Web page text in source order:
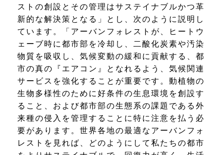
ストの創設とその管理はサステイナブルかつ革
新的な解決策となる」とし、次のように説明し
ています。「アーバンフォレストが、ヒートウ
ェーブ時に都市部を冷却し、二酸化炭素や汚染
物質を吸収し、気候変動の緩和に貢献する、都
市の真の『エアコン』となれるよう、気候関連
サービスを強化することが重要です。動植物の
生物多様性のために好条件の生息環境を創設す
ること、および都市部の生態系の課題である外
来種の侵入を管理することに特に注意を払う必
要があります。世界各地の最適なアーバンフォ
レストを見れば、どのようにして私たちの都市